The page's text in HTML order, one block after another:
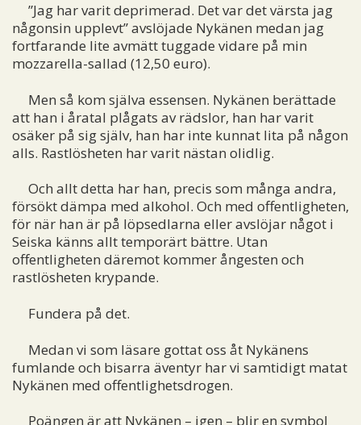
”Jag har varit deprimerad. Det var det värsta jag
någonsin upplevt” avslöjade Nykänen medan jag
fortfarande lite avmätt tuggade vidare på min
mozzarella-sallad (12,50 euro).
Men så kom själva essensen. Nykänen berättade
att han i åratal plågats av rädslor, han har varit
osäker på sig själv, han har inte kunnat lita på någon
alls. Rastlösheten har varit nästan olidlig.
Och allt detta har han, precis som många andra,
försökt dämpa med alkohol. Och med offentligheten,
för när han är på löpsedlarna eller avslöjar något i
Seiska känns allt temporärt bättre. Utan
offentligheten däremot kommer ångesten och
rastlösheten krypande.
Fundera på det.
Medan vi som läsare gottat oss åt Nykänens
fumlande och bisarra äventyr har vi samtidigt matat
Nykänen med offentlighetsdrogen.
Poängen är att Nykänen – igen – blir en symbol